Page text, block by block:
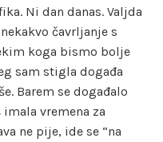
Ni dan danas. Valjda
čavrljanje s
koga bismo bolje
sam stigla događa
Barem se događalo
vremena za
ne pije, ide se “na